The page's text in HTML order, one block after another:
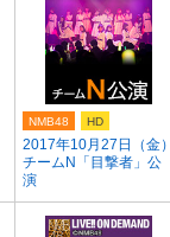
2017年10月27日（金）
チームN「目撃者」公
演
NMB48 HD